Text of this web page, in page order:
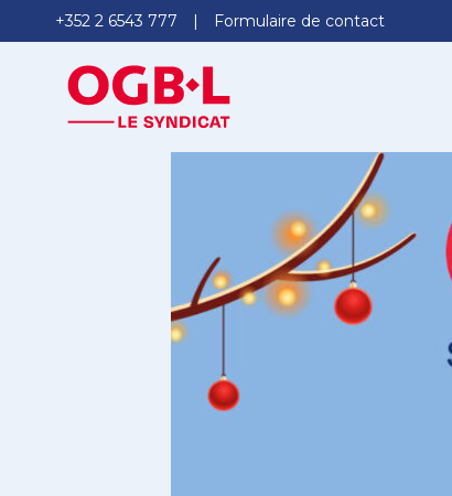
+352 2 6543 777 Formulaire de contact